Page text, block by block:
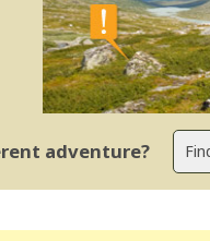
adventure?